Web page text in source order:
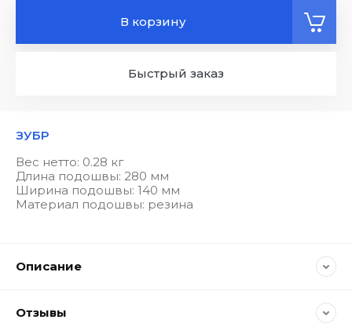
ЗУБР
Вес нетто: 0.28 кг
Длина подошвы: 280 мм
Ширина подошвы: 140 мм
Материал подошвы: резина
В корзину
Быстрый заказ
Описание
Отзывы